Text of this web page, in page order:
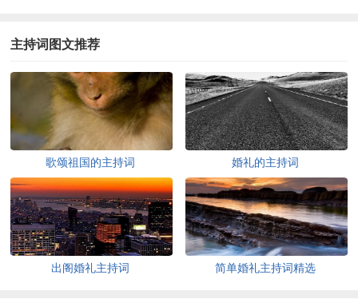
主持词图文推荐
歌颂祖国的主持词 婚礼的主持词
出阁婚礼主持词 简单婚礼主持词精选